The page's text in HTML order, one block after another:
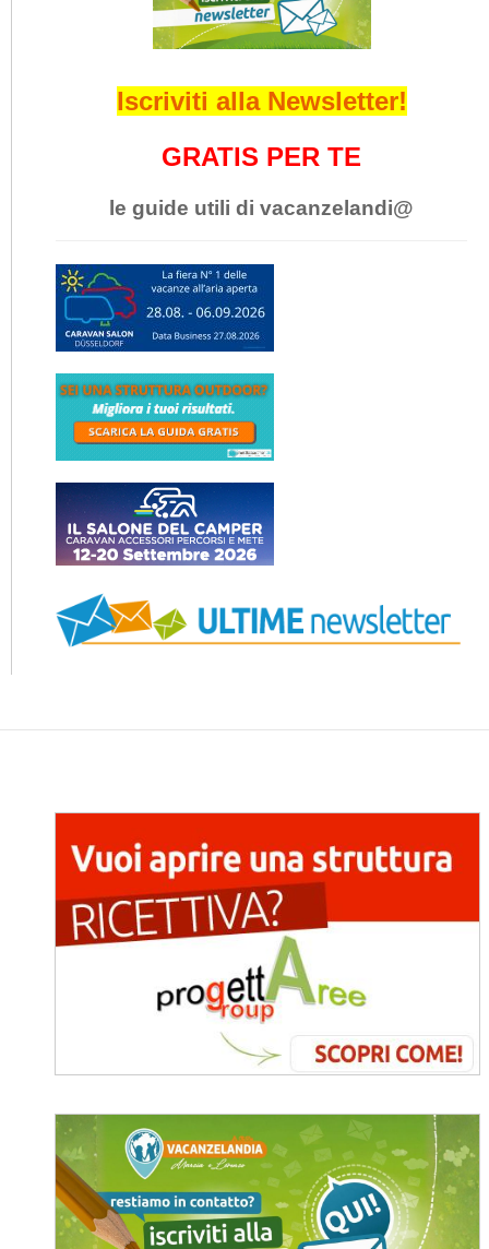
Iscriviti alla Newsletter!
GRATIS PER TE
le guide utili di vacanzelandi@